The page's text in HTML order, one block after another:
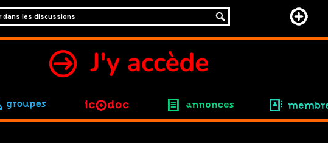
groupes icodoc annonces